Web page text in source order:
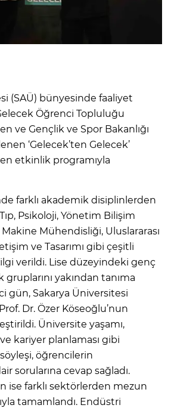
(SAÜ) bünyesinde faaliyet
Öğrenci Topluluğu
ve Gençlik ve Spor Bakanlığı
‘Gelecek’ten Gelecek’
etkinlik programıyla
farklı akademik disiplinlerden
Psikoloji, Yönetim Bilişim
Mühendisliği, Uluslararası
ve Tasarımı gibi çeşitli
verildi. Lise düzeyindeki genç
gruplarını yakından tanıma
gün, Sakarya Üniversitesi
Dr. Özer Köseoğlu’nun
Üniversite yaşamı,
kariyer planlaması gibi
öğrencilerin
sorularına cevap sağladı.
ise farklı sektörlerden mezun
tamamlandı. Endüstri